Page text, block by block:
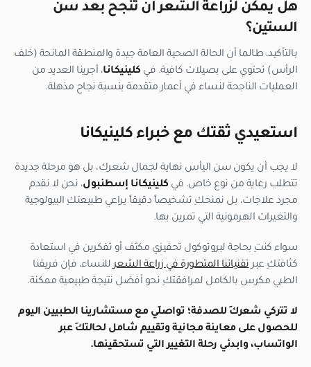
هل يمكن لزراعة الشعر أن تنجح بعد سن
الستين؟
بالتأكيد، طالما أن الحالة الصحية العامة جيدة والمنطقة المانحة (خلف
الرأس) تحتوي على بصيلات كافية. في كلينيكانا، أجرينا العديد من
العمليات الناجحة لنساء في أعمار متقدمة بنسبة نجاح مذهلة.
استعيدي ثقتك مع خبراء كلينيكانا
لا يجب أن يكون سن اليأس نهاية لجمال شعرك، بل هو مرحلة جديدة
تتطلب رعاية من نوع خاص. في كلينيكانا إسطنبول، نحن لا نقدم
مجرد علاجات، بل نمنحكِ تشخيصاً دقيقاً يراعي طبيعتكِ البيولوجية
والتغيرات الهرمونية التي تمرين بها.
سواء كنتِ بحاجة لبروتوكول تحفيزي مكثف أو تفكرين في استعادة
كثافتكِ عبرتقنياتنا المتطورة في زراعة الشعرللنساء، فإن فريقنا
الطبي مكرس بالكامل لمرافقتكِ نحو أفضل نتيجة طبيعية ممكنة.
لا تتركي شعركِ للصدفة؛ تواصلِي مع مستشارينا الطبيين اليوم
للحصول على معاينة مجانية وتقييم شامل لحالتكِ عبر
الواتساب، وابدئي رحلة التغيير التي تستحقينها.